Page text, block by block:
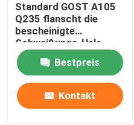
Standard GOST A105
Q235 flanscht die
bescheinigte
Schweißungs-Hals
ISO-CER-ABS
Bestpreis
Kontakt